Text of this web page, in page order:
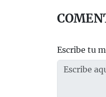
Escribe tu